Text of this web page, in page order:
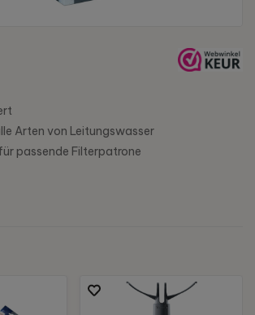
Arten von Leitungswasser
passende Filterpatrone